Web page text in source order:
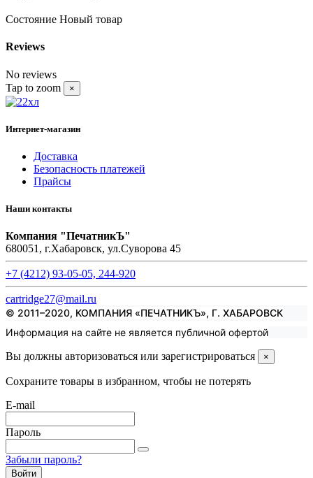
Состояние Новый товар
Reviews
No reviews
Tap to zoom
×
Интернет-магазин
Доставка
Безопасность платежей
Прайсы
Наши контакты
Компания "ПечатникЪ"
680051, г.Хабаровск, ул.Суворова 45
+7 (4212) 93-05-05, 244-920
cartridge27@mail.ru
© 2011–2020, КОМПАНИЯ «ПЕЧАТНИКЪ», Г. ХАБАРОВСК
Информация на сайте не является публичной офертой
Вы должны авторизоваться или зарегистрироваться
×
Сохраните товары в избранном, чтобы не потерять
E-mail
Пароль
Забыли пароль?
Войти